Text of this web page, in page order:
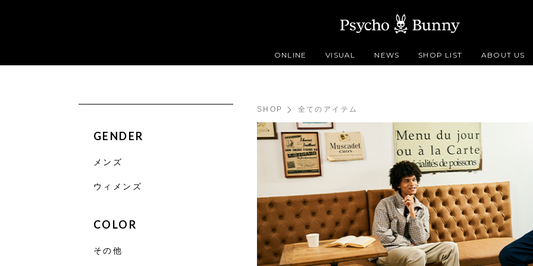
ONLINE VISUAL NEWS SHOP LIST ABOUT US
SHOP 全てのアイテム
GENDER
メンズ
ウィメンズ
COLOR
その他